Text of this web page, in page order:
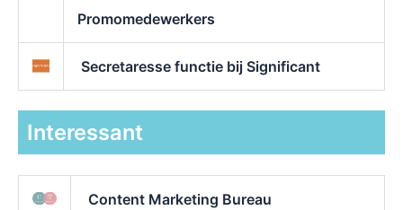
Promomedewerkers
Secretaresse functie bij Significant
Interessant
Content Marketing Bureau